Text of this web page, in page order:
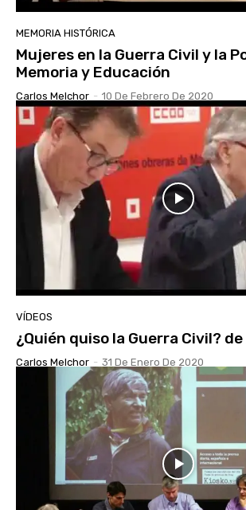
MEMORIA HISTÓRICA
Mujeres en la Guerra Civil y la
Memoria y Educación
Carlos Melchor - 10 De Febrero De 2020
VÍDEOS
¿Quién quiso la Guerra Civil?
Carlos Melchor - 31 De Enero De 2020